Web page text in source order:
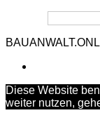
Diese Website
weiter nutzen,